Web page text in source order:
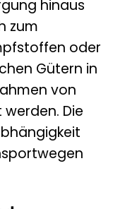
hinaus
zum
oder
Gütern in
von
Die